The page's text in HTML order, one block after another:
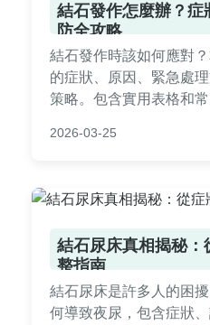
結石發作怎麼辦？症
防全攻略
結石發作時該如何應對
的症狀、原因、緊急處
策略。包含實用表格和
讓你面對結石發作不再恐
2026-03-25
結石尿床真相揭秘：
整指南
結石尿床是許多人的困
何導致夜尿，包含症狀